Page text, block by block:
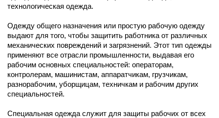
технологическая одежда.
Одежду общего назначения или простую рабочую одежду
выдают для того, чтобы защитить работника от различных
механических повреждений и загрязнений. Этот тип одежды
применяют все отрасли промышленности, выдавая его
рабочим основных специальностей: операторам,
контролерам, машинистам, аппаратчикам, грузчикам,
разнорабочим, уборщицам, техничкам и рабочим других
специальностей.
Специальная одежда служит для защиты рабочих от всех